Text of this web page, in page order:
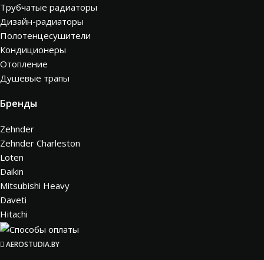
Трубчатые радиаторы
Дизайн-радиаторы
Полотенцесушители
Кондиционеры
Отопление
Душевые трапы
Бренды
Zehnder
Zehnder Charleston
Loten
Daikin
Mitsubishi Heavy
Daveti
Hitachi
AEROSTUDIA.BY